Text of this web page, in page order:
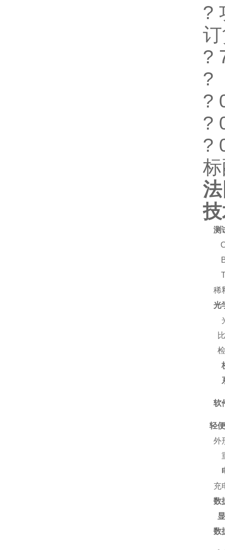
?
?
?
?
?
?
测
稀
光
软
轻
外
充
数
数